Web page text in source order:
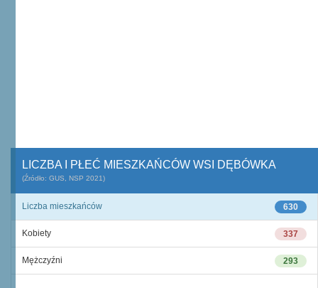
LICZBA I PŁEĆ MIESZKAŃCÓW WSI DĘBÓWKA
(Źródło: GUS, NSP 2021)
630
Liczba mieszkańców
337
Kobiety
293
Mężczyźni